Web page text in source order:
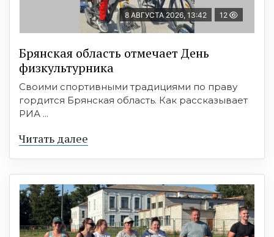
8 АВГУСТА 2026, 13:42 12
Брянская область отмечает День
физкультурника
Своими спортивными традициями по праву
гордится Брянская область. Как рассказывает
РИА ...
Читать далее